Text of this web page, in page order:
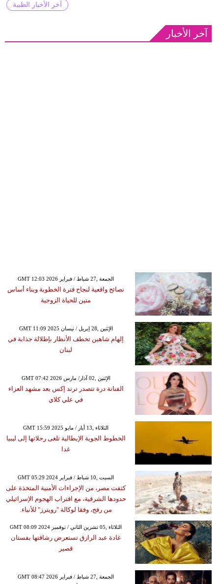
آخر الأخبار الطبية
آخر الأخبار
GMT 12:03 2026 الجمعة ,27 شباط / فبراير
نصائح واقعية لنجاح فترة الخطوبة وبناء أساس
متين للحياة الزوجية
GMT 11:09 2025 الإثنين ,28 إبريل / نيسان
إلهام شاهين تخطف الأنظار بإطلالة جذابة في
لبنان
GMT 07:42 2026 الإثنين ,02 آذار/ مارس
الفنانة درة تتصدر ترند إكس بعد مشهد العزاء
في علي كلاي
GMT 15:59 2025 الثلاثاء ,13 أيار / مايو
الخطوط الجوية الإيطالية تلغى رحلاتها إلى ليبيا
غدا
GMT 05:29 2024 السبت ,10 شباط / فبراير
كثفت مصر، من الإجراءات الأمنية المتخذة على
حدودها الشرقية، مع اقتراب الهجوم الإسرائيلي
من رفح، وفقا لوكالة "رويترز" للأنباء.
GMT 08:09 2024 الثلاثاء ,05 تشرين الثاني / نوفمبر
غادة عبد الرازق تستعرض رشاقتها بفستان
قصير
GMT 08:47 2026 الجمعة ,27 شباط / فبراير